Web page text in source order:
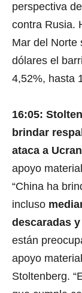
perspectiva
contra Rusia.
Mar del Norte
dólares el
4,52%, hasta
16:05:
brindar
ataca a
apoyo
“China ha
incluso
descaradas
están
apoyo
Stoltenberg.